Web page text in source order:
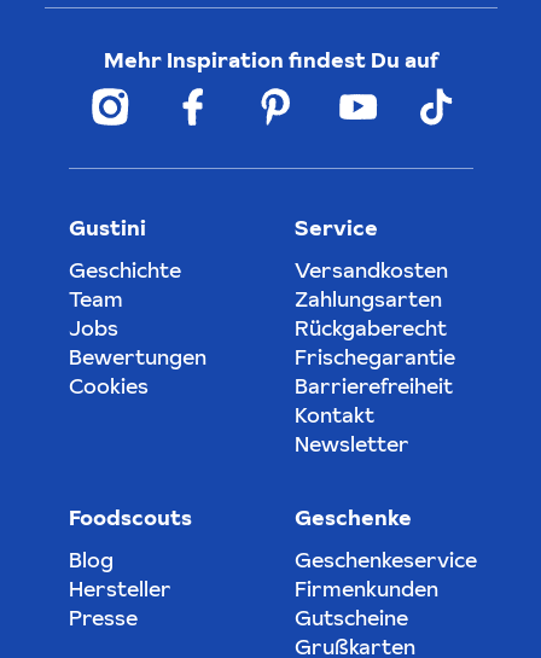
Mehr Inspiration findest Du auf
Gustini
Geschichte
Team
Jobs
Bewertungen
Cookies
Service
Versandkosten
Zahlungsarten
Rückgaberecht
Frischegarantie
Barrierefreiheit
Kontakt
Newsletter
Foodscouts
Blog
Hersteller
Presse
Geschenke
Geschenkeservice
Firmenkunden
Gutscheine
Grußkarten